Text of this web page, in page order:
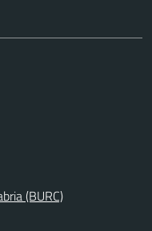
(BURC)